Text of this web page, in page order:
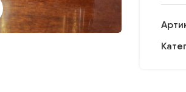
Клацніть, щоб збільшити